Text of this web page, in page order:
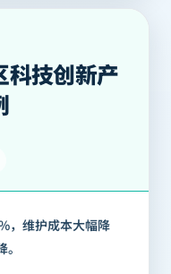
科技创新产
，维护成本大幅降